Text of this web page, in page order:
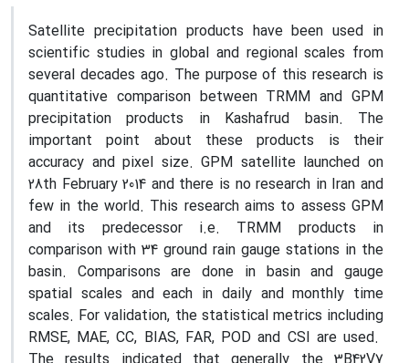
Satellite precipitation products have been used in
scientific studies in global and regional scales from
several decades ago. The purpose of this research is
quantitative comparison between TRMM and GPM
precipitation products in Kashafrud basin. The
important point about these products is their
accuracy and pixel size. GPM satellite launched on
28th February 2014 and there is no research in Iran and
few in the world. This research aims to assess GPM
and its predecessor i.e. TRMM products in
comparison with 34 ground rain gauge stations in the
basin. Comparisons are done in basin and gauge
spatial scales and each in daily and monthly time
scales. For validation, the statistical metrics including
RMSE, MAE, CC, BIAS, FAR, POD and CSI are used.